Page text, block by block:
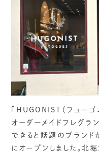
「HUGONIST（フュー
オーダーメイドフレグラ
できると話題のブラン
にオープンしました。北